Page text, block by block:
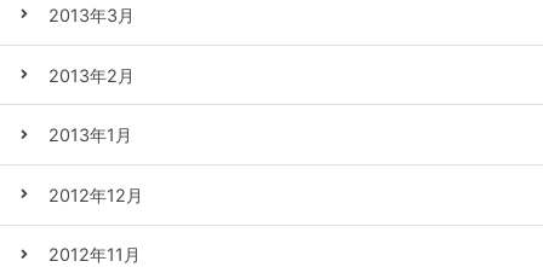
2013年3月
2013年2月
2013年1月
2012年12月
2012年11月